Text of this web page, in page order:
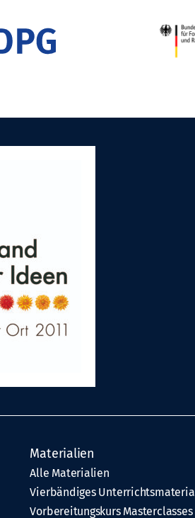
Materialien
Alle Materialien
Vierbändiges
Vorbereitungskurs Masterclasses